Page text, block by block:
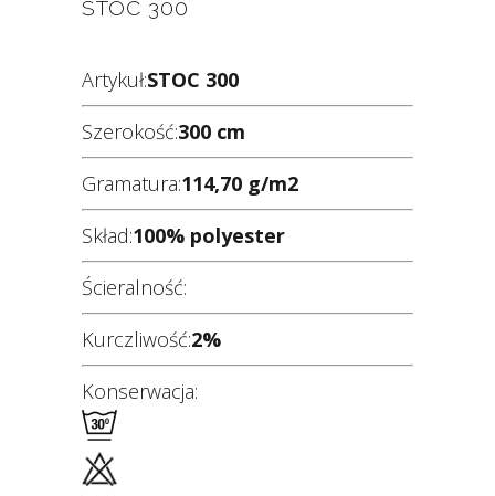
STOC 300
Artykuł:STOC 300
Szerokość:300 cm
Gramatura:114,70 g/m2
Skład:100% polyester
Ścieralność:
Kurczliwość:2%
Konserwacja: